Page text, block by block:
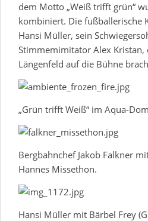
dem Motto „Weiß trifft grün“
kombiniert. Die fußballerische
Hansi Müller, sein
Stimmemimitator Alex Kristan,
Längenfeld auf die Bühne
„Grün trifft Weiß“ im Aqua-
Bergbahnchef Jakob Falkner
Hannes Missethon.
Hansi Müller mit Bärbel Frey